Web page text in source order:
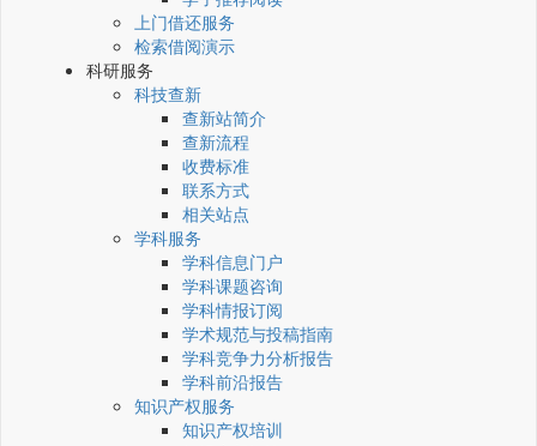
上门借还服务
检索借阅演示
科研服务
科技查新
查新站简介
查新流程
收费标准
联系方式
相关站点
学科服务
学科信息门户
学科课题咨询
学科情报订阅
学术规范与投稿指南
学科竞争力分析报告
学科前沿报告
知识产权服务
知识产权培训